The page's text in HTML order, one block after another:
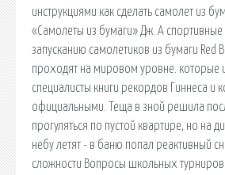
инструкциями как сделать самолет из
«Самолеты из бумаги» Дж. А спортивные
запусканию самолетиков из бумаги Red
проходят на мировом уровне. которые
специалисты книги рекордов Гиннеса и
официальными. Теща в зной решила
прогуляться по пустой квартире, но на
небу летят - в баню попал реактивный
сложности Вопросы школьных турниров